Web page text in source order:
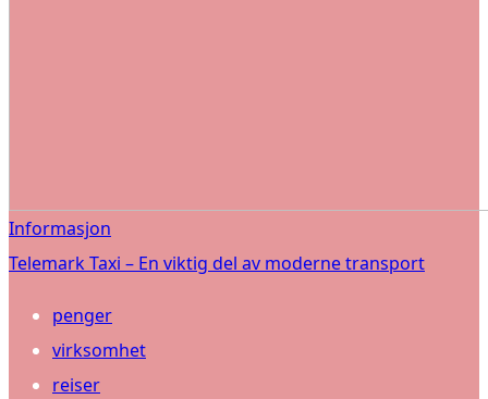
Informasjon
Telemark Taxi – En viktig del av moderne transport
penger
virksomhet
reiser